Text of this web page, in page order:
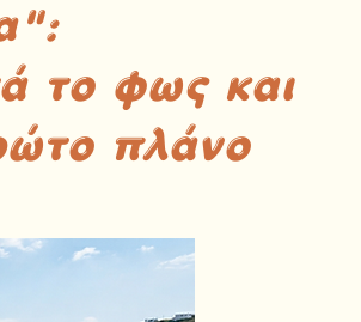
το φως και
πλάνο